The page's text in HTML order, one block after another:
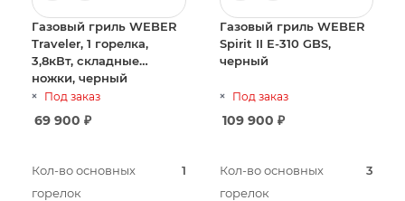
Газовый гриль WEBER
Traveler, 1 горелка,
3,8кВт, складные
ножки, черный
Под заказ
69 900 ₽
Кол-во основных
горелок
1
Газовый гриль WEBER
Spirit II E-310 GBS,
черный
Под заказ
109 900 ₽
Кол-во основных
горелок
3